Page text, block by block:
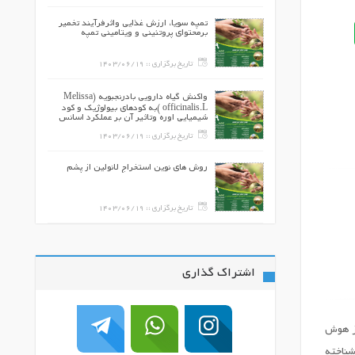
هوش
تمپه سویا، ارزش غذایی واثرفرآیند تخمیر
برمحتوای پروتئینی و ویتامینی تمپه
تاریخ برگزاری :: 1403/06/19
واکنش گیاه دارویی بادرنجبویه (Melissa
officinalis.L )به كودهاي بیولوژیک و كود
شیمیایی اوره وتاثیر آن بر عملکرد اسانس
تاریخ برگزاری :: 1403/06/19
روش های نوین استخراج لانولین از پشم
تاریخ برگزاری :: 1403/06/19
اشتراک گذاری